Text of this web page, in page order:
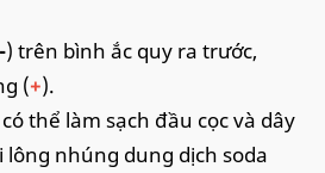
-) trên bình ắc quy ra trước,
(+).
thể làm sạch đầu cọc và dây
lông nhúng dung dịch soda